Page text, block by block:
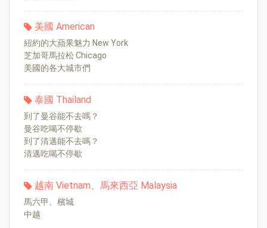
美國 American
紐約的大蘋果魅力 New York
芝加哥馬拉松 Chicago
美國的各大城市們
泰國 Thailand
到了曼谷能不去嗎？
曼谷吃喝不停歇
到了清邁能不去嗎？
清邁吃喝不停歇
越南 Vietnam、馬來西亞 Malaysia
馬六甲、檳城
中越